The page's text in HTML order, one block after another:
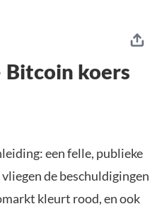
Bitcoin koers
een felle, publieke
de beschuldigingen
kleurt rood, en ook